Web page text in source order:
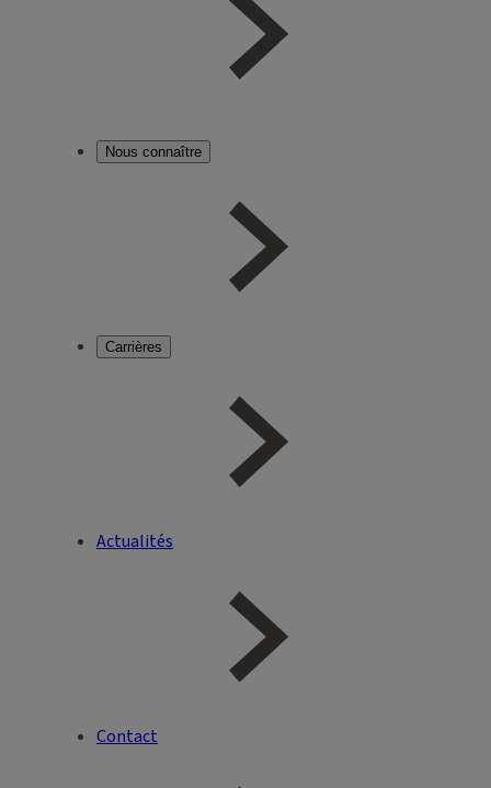
Nous connaître
Carrières
Actualités
Contact